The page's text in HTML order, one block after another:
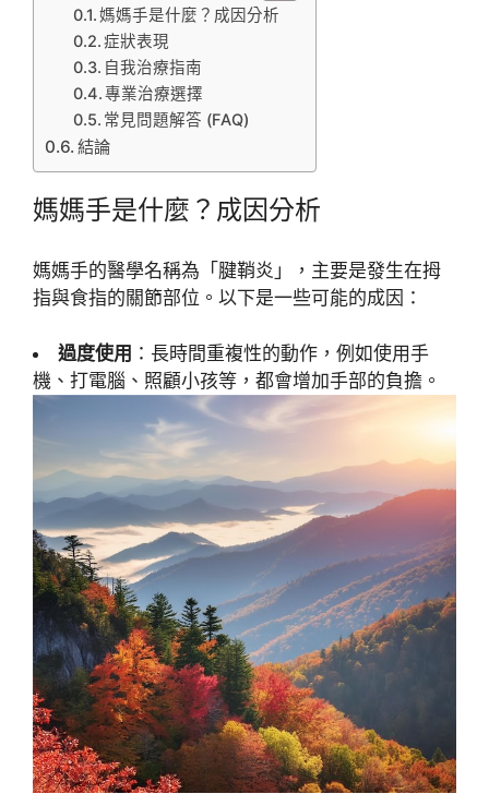
媽媽手是什麼？成因分析
症狀表現
自我治療指南
專業治療選擇
常見問題解答 (FAQ)
結論
媽媽手是什麼？成因分析
媽媽手的醫學名稱為「腱鞘炎」，主要是發生在拇
指與食指的關節部位。以下是一些可能的成因：
過度使用 ：長時間重複性的動作，例如使用手
機、打電腦、照顧小孩等，都會增加手部的負擔。